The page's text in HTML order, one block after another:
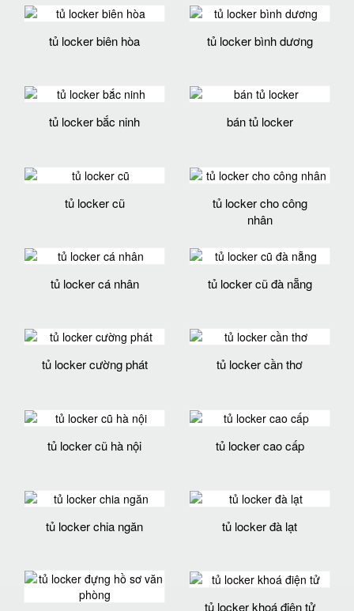
tủ locker biên hòa tủ locker bình dương
tủ locker bắc ninh bán tủ locker
tủ locker cũ
tủ locker cho công
nhân
tủ locker cá nhân tủ locker cũ đà nẵng
tủ locker cường phát tủ locker cần thơ
tủ locker cũ hà nội tủ locker cao cấp
tủ locker chia ngăn tủ locker đà lạt
tủ locker khoá điện tử